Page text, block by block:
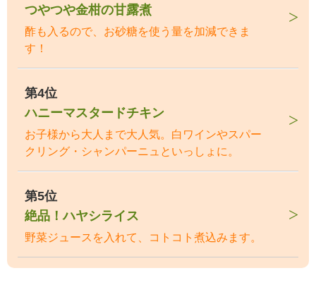
つやつや金柑の甘露煮
酢も入るので、お砂糖を使う量を加減できま
す！
第4位
ハニーマスタードチキン
お子様から大人まで大人気。白ワインやスパー
クリング・シャンパーニュといっしょに。
第5位
絶品！ハヤシライス
野菜ジュースを入れて、コトコト煮込みます。